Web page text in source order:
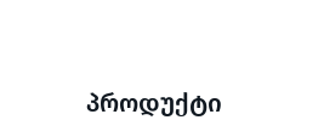
პროდუქტი